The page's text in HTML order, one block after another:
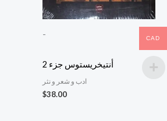
-
أنتيخريستوس جزء 2
ادب و شعر و نثر
$38.00
CAD